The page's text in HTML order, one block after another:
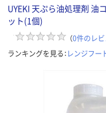
UYEKI 天ぷら油処理剤 油
ット(1個)
（0件のレ
ランキングを見る：レンジフー